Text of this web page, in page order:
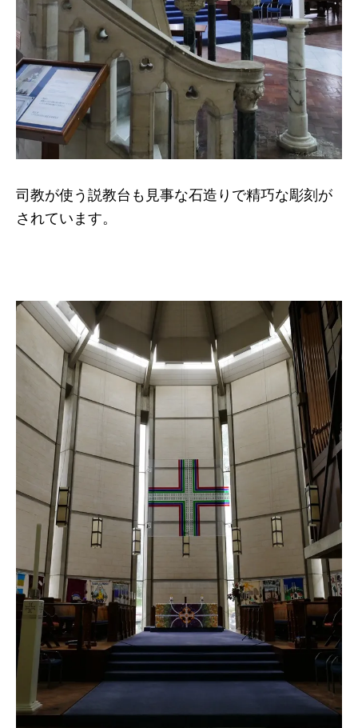
司教が使う説教台も見事な石造りで精巧な彫刻が
されています。